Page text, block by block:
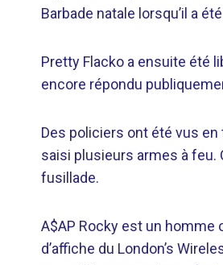
Barbade natale lorsqu’il a
Pretty Flacko a ensuite été
encore répondu
Des policiers ont été vus en
saisi plusieurs armes à feu.
fusillade.
A$AP Rocky est un homme
d’affiche du London’s